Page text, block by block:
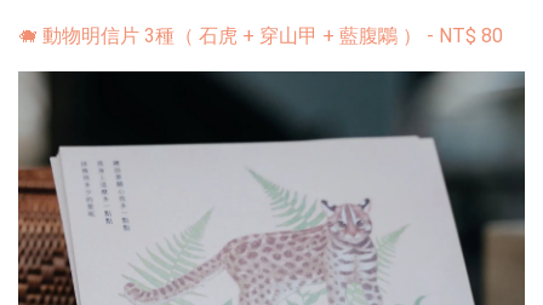
🐗 動物明信片 3種（ 石虎 + 穿山甲 + 藍腹鷴 ） - NT$ 80